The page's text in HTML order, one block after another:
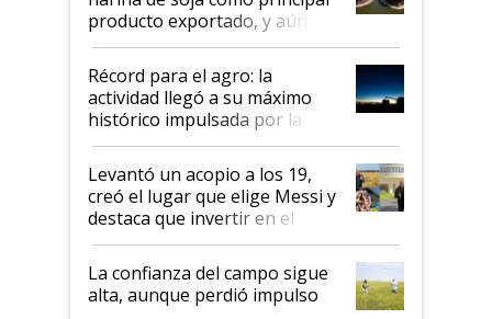
producto exportado, y aún así
el agro aportó casi seis de cada
diez dólares y sostuvo el
liderazgo en un semestre
récord
Récord para el agro: la
actividad llegó a su máximo
histórico impulsada por la
cosecha y las exportaciones
Levantó un acopio a los 19,
creó el lugar que elige Messi y
destaca que invertir en el
kirchnerismo era como "darle
plata a un hijo para droga":
Juan Félix Rossetti, el libertario
que de una dura crisis salió
La confianza del campo sigue
alta, aunque perdió impulso